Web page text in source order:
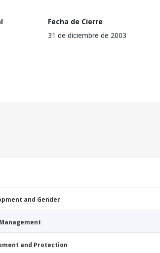
Fecha de Cierre
31 de diciembre de 2003
and Gender
and Protection